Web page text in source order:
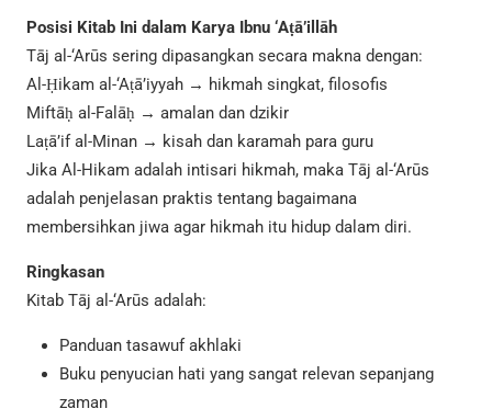
Posisi Kitab Ini dalam Karya Ibnu ‘Aṭā’illāh
Tāj al-‘Arūs sering dipasangkan secara makna dengan:
Al-Ḥikam al-‘Aṭā’iyyah → hikmah singkat, filosofis
Miftāḥ al-Falāḥ → amalan dan dzikir
Laṭā’if al-Minan → kisah dan karamah para guru
Jika Al-Hikam adalah intisari hikmah, maka Tāj al-‘Arūs
adalah penjelasan praktis tentang bagaimana
membersihkan jiwa agar hikmah itu hidup dalam diri.
Ringkasan
Kitab Tāj al-‘Arūs adalah:
Panduan tasawuf akhlaki
Buku penyucian hati yang sangat relevan sepanjang
zaman